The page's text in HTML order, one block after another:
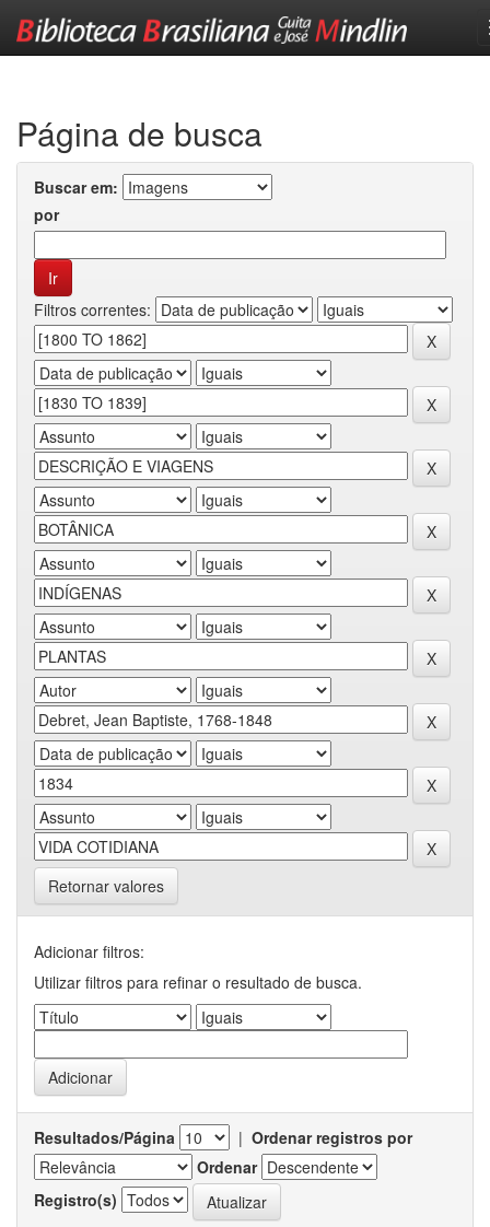
Página de busca
Buscar em:
por
Filtros correntes:
Retornar valores
Adicionar filtros:
Utilizar filtros para refinar o resultado de busca.
Resultados/Página | Ordenar registros por
Ordenar
Registro(s)